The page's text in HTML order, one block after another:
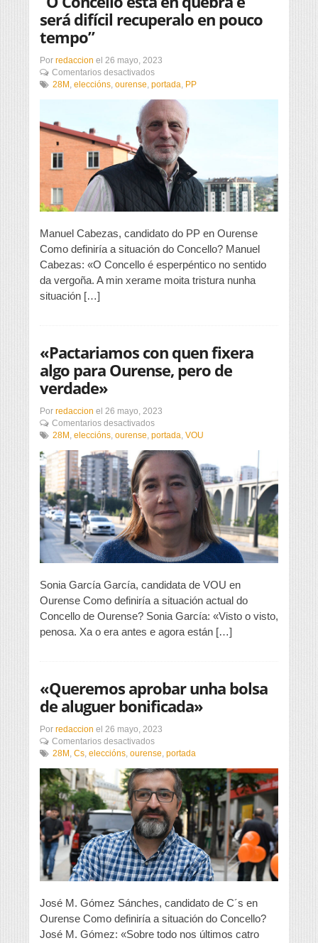
será difícil recuperalo en pouco
tempo”
Por redaccion el 26 mayo, 2023
Comentarios desactivadosen
“O
está
en
quebra
e
será
difícil
recuperalo
en
pouco
28M eleccións ourense portada PP
Manuel Cabezas, candidato do PP en Ourense
Como definiría a situación do Concello? Manuel
Cabezas: «O Concello é esperpéntico no sentido
da vergoña. A min xerame moita tristura nunha
situación […]
«Pactariamos con quen fixera
algo para Ourense, pero de
verdade»
Por redaccion el 26 mayo, 2023
Comentarios desactivadosen
«Pactariamos
quen
algo
para
Ourense,
pero
de
28M , eleccións, ourense, portada, VOU
Sonia García García, candidata de VOU en
Ourense Como definiría a situación actual do
Concello de Ourense? Sonia García: «Visto o visto,
penosa. Xa o era antes e agora están […]
«Queremos aprobar unha bolsa
de aluguer bonificada»
Por redaccion el 26 mayo, 2023
Comentarios desactivadosen
«Queremos
unha
bolsa
de
aluguer
bonificada»
28M , Cs, eleccións, ourense, portada
José M. Gómez Sánches, candidato de C´s en
Ourense Como definiría a situación do Concello?
José M. Gómez: «Sobre todo nos últimos catro